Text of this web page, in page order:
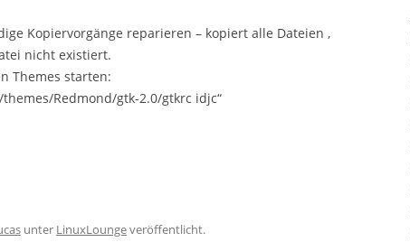
Kopiervorgänge reparieren – kopiert alle Dateien ,
nicht existiert.
Themes starten:
themes/Redmond/gtk-2.0/gtkrc idjc“
unter LinuxLoungeveröffentlicht.